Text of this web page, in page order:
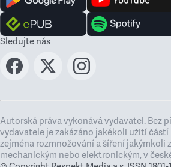
Sledujte nás
Autorská práva vykonává vydavatel. Bez
vydavatele je zakázáno jakékoli užití částí
zejména rozmnožování a šíření jakýmkoli
mechanickým nebo elektronickým, v